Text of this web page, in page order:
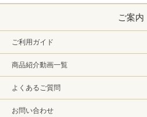
ご案内
ご利用ガイド
商品紹介動画一覧
よくあるご質問
お問い合わせ